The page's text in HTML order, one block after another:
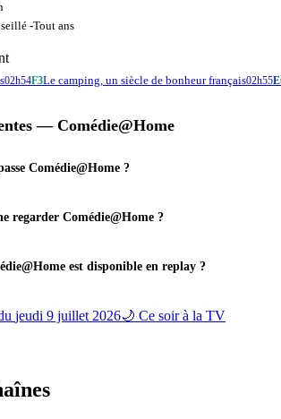
-Tout ans
02h54F3Le camping, un siècle de bonheur français02h55
— Comédie@Home
Comédie@Home ?
regarder Comédie@Home ?
est disponible en replay ?
jeudi 9 juillet 2026🌙 Ce soir à la TV